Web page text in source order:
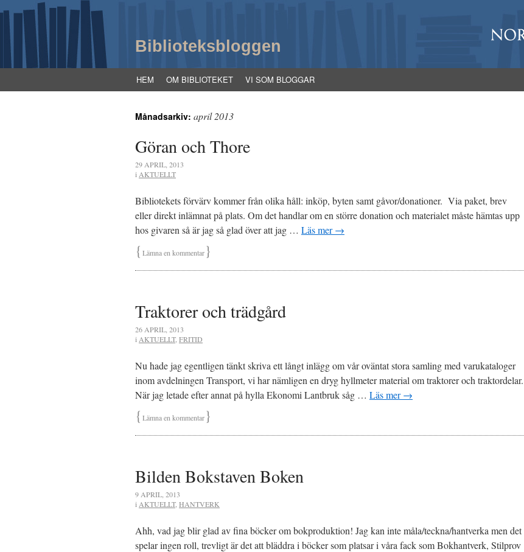
Biblioteksbloggen
HEM OM BIBLIOTEKET VI SOM BLOGGAR
Månadsarkiv: april 2013
Göran och Thore
29 APRIL, 2013
i AKTUELLT
Bibliotekets förvärv kommer från olika håll: inköp, byten samt gåvor/donationer. Via paket, brev
eller direkt inlämnat på plats. Om det handlar om en större donation och materialet måste hämtas upp
hos givaren så är jag så glad över att jag … Läs mer→
{ Lämna en kommentar}
Traktorer och trädgård
26 APRIL, 2013
i AKTUELLT, FRITID
Nu hade jag egentligen tänkt skriva ett långt inlägg om vår oväntat stora samling med varukataloger
inom avdelningen Transport, vi har nämligen en dryg hyllmeter material om traktorer och traktordelar.
När jag letade efter annat på hylla Ekonomi Lantbruk såg … Läs mer→
{ Lämna en kommentar}
Bilden Bokstaven Boken
9 APRIL, 2013
i AKTUELLT, HANTVERK
Ahh, vad jag blir glad av fina böcker om bokproduktion! Jag kan inte måla/teckna/hantverka men det
spelar ingen roll, trevligt är det att bläddra i böcker som platsar i våra fack som Bokhantverk, Stilprov